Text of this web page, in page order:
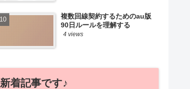
複数回線契約するためのau版
90日ルールを理解する
4 views
新着記事です♪